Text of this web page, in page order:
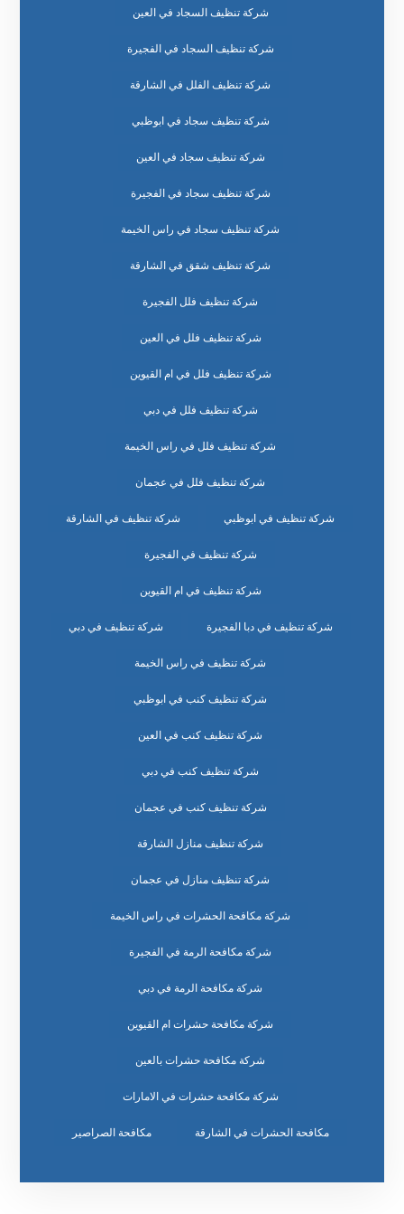
شركة تنظيف السجاد في العين
شركة تنظيف السجاد في الفجيرة
شركة تنظيف الفلل في الشارقة
شركة تنظيف سجاد في ابوظبي
شركة تنظيف سجاد في العين
شركة تنظيف سجاد في الفجيرة
شركة تنظيف سجاد في راس الخيمة
شركة تنظيف شقق في الشارقة
شركة تنظيف فلل الفجيرة
شركة تنظيف فلل في العين
شركة تنظيف فلل في ام القيوين
شركة تنظيف فلل في دبي
شركة تنظيف فلل في راس الخيمة
شركة تنظيف فلل في عجمان
شركة تنظيف في ابوظبي شركة تنظيف في الشارقة
شركة تنظيف في الفجيرة
شركة تنظيف في ام القيوين
شركة تنظيف في دبا الفجيرة شركة تنظيف في دبي
شركة تنظيف في راس الخيمة
شركة تنظيف كنب في ابوظبي
شركة تنظيف كنب في العين
شركة تنظيف كنب في دبي
شركة تنظيف كنب في عجمان
شركة تنظيف منازل الشارقة
شركة تنظيف منازل في عجمان
شركة مكافحة الحشرات في راس الخيمة
شركة مكافحة الرمة في الفجيرة
شركة مكافحة الرمة في دبي
شركة مكافحة حشرات ام القيوين
شركة مكافحة حشرات بالعين
شركة مكافحة حشرات في الامارات
مكافحة الحشرات في الشارقة مكافحة الصراصير